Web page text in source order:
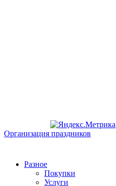
Организация праздников
Разное
Покупки
Услуги